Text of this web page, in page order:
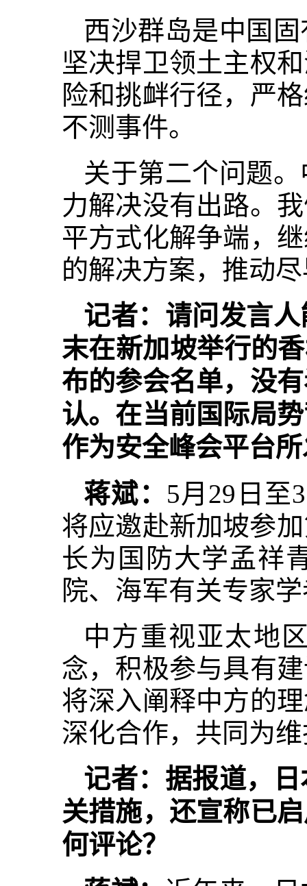
西沙群岛是中国
坚决捍卫领土主权
险和挑衅行径，严
不测事件。
关于第二个问题
力解决没有出路。
平方式化解争端，
的解决方案，推动
记者：请问发言
末在新加坡举行的
布的参会名单，没
认。在当前国际局
作为安全峰会平台
蒋斌： 5月29日至
将应邀赴新加坡参
长为国防大学孟祥
院、海军有关专家
中方重视亚太地
念，积极参与具有
将深入阐释中方的
深化合作，共同为
记者：据报道，
关措施，还宣称已
何评论？